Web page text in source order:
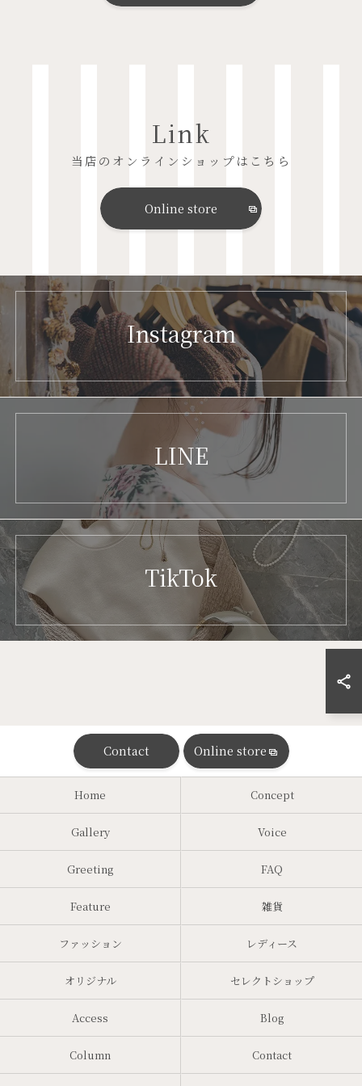
当店のオンラインショップはこちら
Link
Online store
Instagram
LINE
TikTok
Contact Online store
Home Concept
Gallery Voice
Greeting FAQ
Feature 雑貨
ファッション レディース
オリジナル セレクトショップ
Access Blog
Column Contact